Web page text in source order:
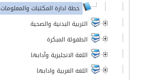
خطة ادارة المكتبات والمعلومات 2017
التربية البدنية والصحية
الطفولة المبكرة
اللغة الانجليزية وآدابها
اللغه العربية وادابها